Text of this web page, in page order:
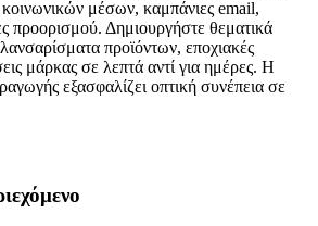
μέσων, καμπάνιες email,
προορισμού. Δημιουργήστε θεματικά
προϊόντων, εποχιακές
μάρκας σε λεπτά αντί για ημέρες. Η
εξασφαλίζει οπτική συνέπεια σε